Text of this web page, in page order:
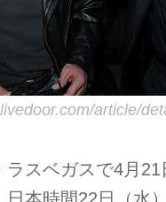
article/
ラスベガスで4月
日本時間22日（水